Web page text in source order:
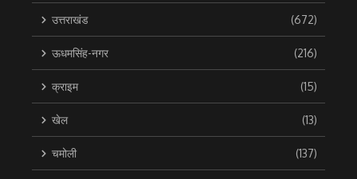
उत्तराखंड (672)
ऊधमसिंह-नगर (216)
क्राइम (15)
खेल (13)
चमोली (137)